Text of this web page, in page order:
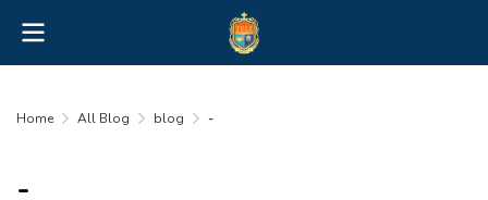
Home All Blog blog -
-